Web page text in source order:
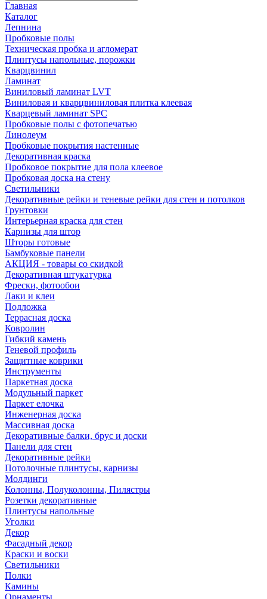
Главная
Каталог
Лепнина
Пробковые полы
Техническая пробка и агломерат
Плинтусы напольные, порожки
Кварцвинил
Ламинат
Виниловый ламинат LVT
Виниловая и кварцвиниловая плитка клеевая
Кварцевый ламинат SPC
Пробковые полы с фотопечатью
Линолеум
Пробковые покрытия настенные
Декоративная краска
Пробковое покрытие для пола клеевое
Пробковая доска на стену
Светильники
Декоративные рейки и теневые рейки для стен и потолков
Грунтовки
Интерьерная краска для стен
Карнизы для штор
Шторы готовые
Бамбуковые панели
АКЦИЯ - товары со скидкой
Декоративная штукатурка
Фрески, фотообои
Лаки и клеи
Подложка
Террасная доска
Ковролин
Гибкий камень
Теневой профиль
Защитные коврики
Инструменты
Паркетная доска
Модульный паркет
Паркет елочка
Инженерная доска
Массивная доска
Декоративные балки, брус и доски
Панели для стен
Декоративные рейки
Потолочные плинтусы, карнизы
Молдинги
Колонны, Полуколонны, Пилястры
Розетки декоративные
Плинтусы напольные
Уголки
Декор
Фасадный декор
Краски и воски
Светильники
Полки
Камины
Орнаменты